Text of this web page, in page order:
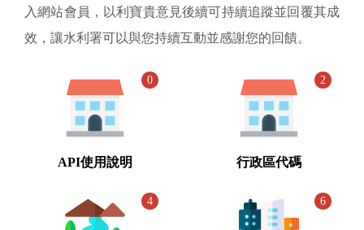
入網站會員，以利寶貴意見後續可持續追蹤並回覆其成
效，讓水利署可以與您持續互動並感謝您的回饋。
API使用說明
0
行政區代碼
2
4 6